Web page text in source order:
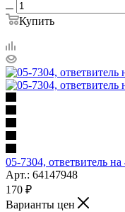
Купить
05-7304, ответвитель
Арт.: 64147948
170 ₽
Варианты цен